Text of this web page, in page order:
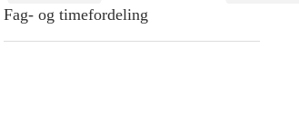
Fag- og timefordeling